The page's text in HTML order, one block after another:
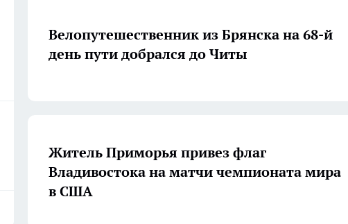
Велопутешественник из Брянска на 68-й
день пути добрался до Читы
Житель Приморья привез флаг
Владивостока на матчи чемпионата мира
в США